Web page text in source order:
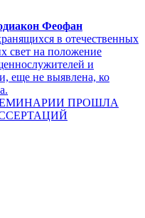
Феофан
в отечественных
свет на положение
и
еще не выявлена, ко
ПРОШЛА